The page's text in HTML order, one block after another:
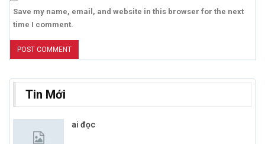
Save my name, email, and website in this browser for the next
time I comment.
Tin Mới
ai đọc